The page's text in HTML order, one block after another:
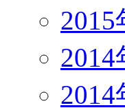
2015
2014
2014